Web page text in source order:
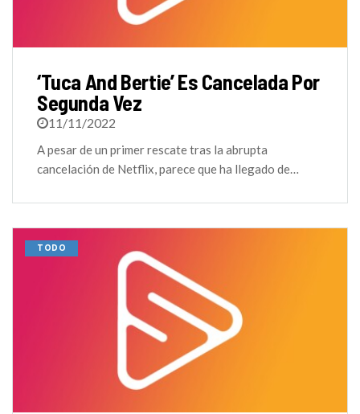
‘Tuca And Bertie’ Es Cancelada Por
Segunda Vez
11/11/2022
A pesar de un primer rescate tras la abrupta
cancelación de Netflix, parece que ha llegado de…
TODO